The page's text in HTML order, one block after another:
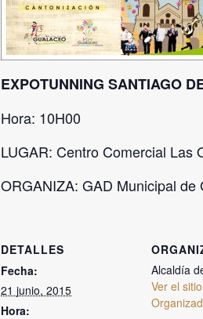
EXPOTUNNING SANTIAGO
Hora: 10H00
LUGAR: Centro Comercial Las
ORGANIZA: GAD Municipal
DETALLES
Fecha:
21 junio, 2015
Hora:
Alcaldía
Ver el